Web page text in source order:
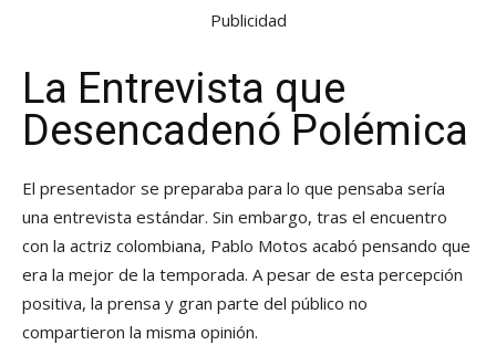
Publicidad
La Entrevista que
Desencadenó Polémica
El presentador se preparaba para lo que pensaba sería
una entrevista estándar. Sin embargo, tras el encuentro
con la actriz colombiana, Pablo Motos acabó pensando que
era la mejor de la temporada. A pesar de esta percepción
positiva, la prensa y gran parte del público no
compartieron la misma opinión.